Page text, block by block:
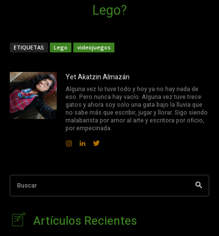
Lego?
ETIQUETAS Lego videojuegos
Yet Akatzin Almazán
Alguna vez lo tuve todo y hoy ya no hay nada de
eso. Pero nunca hay vacío. Alguna vez tuve trece
gatos y ahora soy solo una gata bajo la lluvia que
no sabe más que escribir, jugar y llorar. Sigo siendo
malabarista por amor al arte y escritora por oficio,
por empecinada.
Buscar
Artículos Recientes